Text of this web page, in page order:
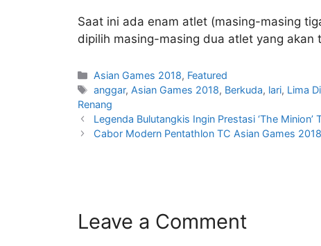
Saat ini ada enam atlet (masing-masing
dipilih masing-masing dua atlet yang
Asian Games 2018, Featured
anggar, Asian Games 2018, Berkuda, lari, Lima
Renang
Legenda Bulutangkis Ingin Prestasi ‘The
Cabor Modern Pentathlon TC Asian Games
Leave a Comment